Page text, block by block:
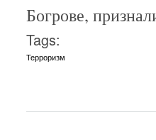
Богрове,
Tags:
Терроризм